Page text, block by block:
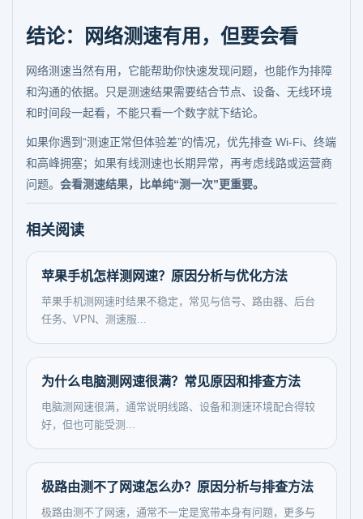
结论：网络测速有用，但要会看
网络测速当然有用，它能帮助你快速发现问题，也能作为排障
和沟通的依据。只是测速结果需要结合节点、设备、无线环境
和时间段一起看，不能只看一个数字就下结论。
如果你遇到“测速正常但体验差”的情况，优先排查 Wi-Fi、终端
和高峰拥塞；如果有线测速也长期异常，再考虑线路或运营商
问题。 会看测速结果，比单纯“测一次”更重要。
相关阅读
苹果手机怎样测网速？原因分析与优化方法
苹果手机测网速时结果不稳定，常见与信号、路由器、后台
任务、VPN、测速服...
为什么电脑测网速很满？常见原因和排查方法
电脑测网速很满，通常说明线路、设备和测速环境配合得较
好，但也可能受测...
极路由测不了网速怎么办？原因分析与排查方法
极路由测不了网速，通常不一定是宽带本身有问题，更多与